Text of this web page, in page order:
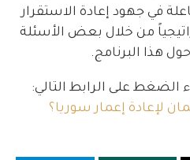
في جهود إعادة الاستقرار
من خلال بعض الأسئلة
هذا البرنامج.
الضغط على الرابط التالي:
لإعادة إعمار سوريا؟